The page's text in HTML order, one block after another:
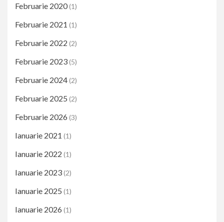
Februarie 2020(1)
Februarie 2021 (1)
Februarie 2022 (2)
Februarie 2023(5)
Februarie 2024(2)
Februarie 2025 (2)
Februarie 2026 (3)
Ianuarie 2021 (1)
Ianuarie 2022 (1)
Ianuarie 2023(2)
Ianuarie 2025 (1)
Ianuarie 2026 (1)